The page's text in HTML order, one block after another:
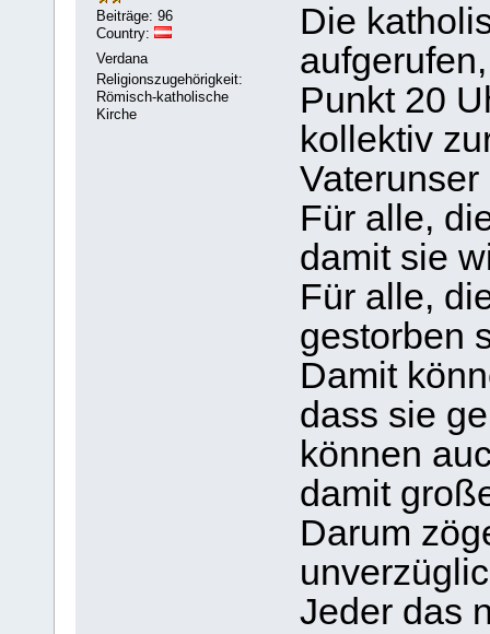
Beiträge: 96
Country:
Verdana
Religionszugehörigkeit:
Römisch-katholische
Kirche
Die
Punkt 20
kollektiv
Für alle,
damit sie
Für alle,
gestorben
Damit
dass sie
können
damit
Darum
Jeder das